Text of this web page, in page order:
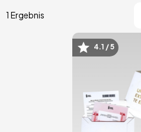
1 Ergebnis
Bild4.1 / 5